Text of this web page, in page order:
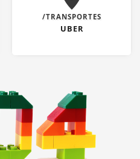
/TRANSPORTES
UBER